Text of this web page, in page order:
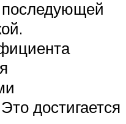
достигается